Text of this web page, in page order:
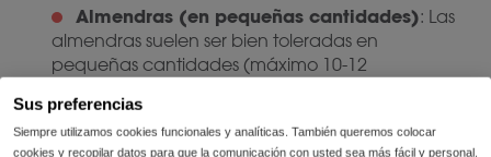
Sus preferencias
Siempre utilizamos cookies funcionales y analíticas. También queremos colocar
cookies y recopilar datos para que la comunicación con usted sea más fácil y personal.
Almendras (en pequeñas cantidades): Las
almendras suelen ser bien toleradas en
pequeñas cantidades (máximo 10-12
Nueces : Las nueces son low FODMAP y
amigables con la histamina.